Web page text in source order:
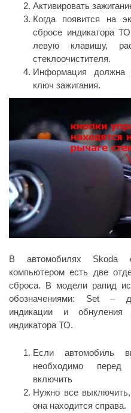
Активировать
Когда появится на
сбросе индикатора
левую клавишу,
стеклоочистителя.
Информация должна
ключ зажигания.
В автомобилях Skoda
компьютером есть две
сброса. В модели рапид
обозначениями: Set –
индикации и
индикатора ТО.
Если автомобиль
необходимо перед
включить
Нужно все
она находится справа.